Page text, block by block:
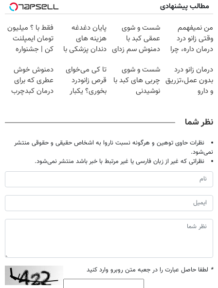
مطالب پیشنهادی
من نمیفهمم
وقتی زانو درد
درمان داره، چرا
تحمل میکنی؟❗
شست و شوی
عمقی کبد با
دمنوش سم زدای
پایان دغدغه
هزینه های
دندان پزشکی با
خانگی
فقط با ؟ میلیون
تومان ایمپلنت
کن | جشنواره
درمان زانو درد
بدون عمل،تزریق
و دارو
شست و شوی
چربی های کبد با
نوشیدنی
تا کی می‌خوای
قرص زانودرد
بخوری؟ یکبار
دمنوش خوش
عطری که برای
درمان کبدچرب
نظر شما
نظرات حاوی توهین و هرگونه نسبت ناروا به اشخاص حقیقی و حقوقی منتشر
نمی‌شود.
نظراتی که غیر از زبان فارسی یا غیر مرتبط با خبر باشد منتشر نمی‌شود.
* لطفا حاصل عبارت را در جعبه متن روبرو وارد کنید